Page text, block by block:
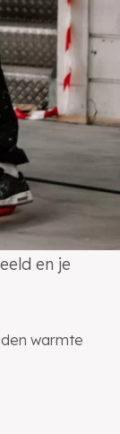
en je
warmte